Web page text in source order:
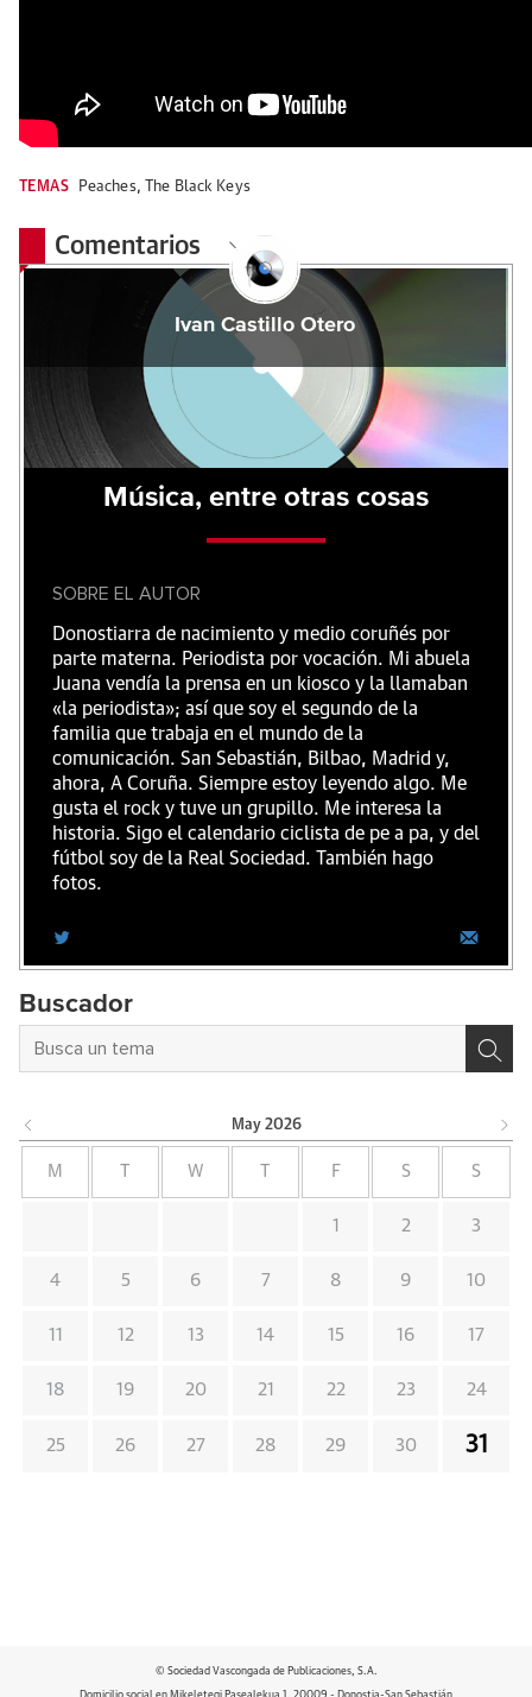
TEMAS Peaches, The Black Keys
Comentarios
Ivan Castillo Otero
Música, entre otras cosas
SOBRE EL AUTOR
Donostiarra de nacimiento y medio coruñés por
parte materna. Periodista por vocación. Mi abuela
Juana vendía la prensa en un kiosco y la llamaban
«la periodista»; así que soy el segundo de la
familia que trabaja en el mundo de la
comunicación. San Sebastián, Bilbao, Madrid y,
ahora, A Coruña. Siempre estoy leyendo algo. Me
gusta el rock y tuve un grupillo. Me interesa la
historia. Sigo el calendario ciclista de pe a pa, y del
fútbol soy de la Real Sociedad. También hago
fotos.
Buscador
May 2026
M W F S S
1 2 3
4 5 6 7 8 9 10
11 12 13 14 15 16 17
18 19 20 21 22 23 24
25 26 27 28 29 30 31
© Sociedad Vascongada de Publicaciones, S.A.